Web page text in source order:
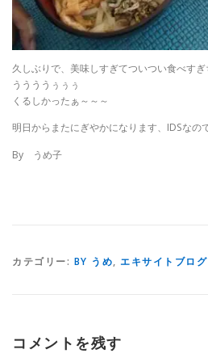
久しぶりで、美味しすぎてついつい食べすぎ
ううううぅぅぅ
くるしかったぁ～～～
明日からまたにぎやかになります、IDSなので
By うめ子
カテゴリー: BY うめ, エキサイトブログ
コメントを残す